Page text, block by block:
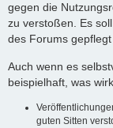
gegen die
zu verstoßen. Es
des Forums
Auch wenn es
beispielhaft, was
guten Sitten